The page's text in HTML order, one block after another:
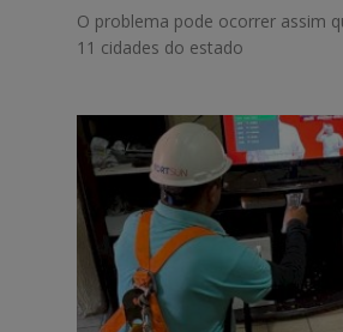
O problema pode ocorrer assim
11 cidades do estado